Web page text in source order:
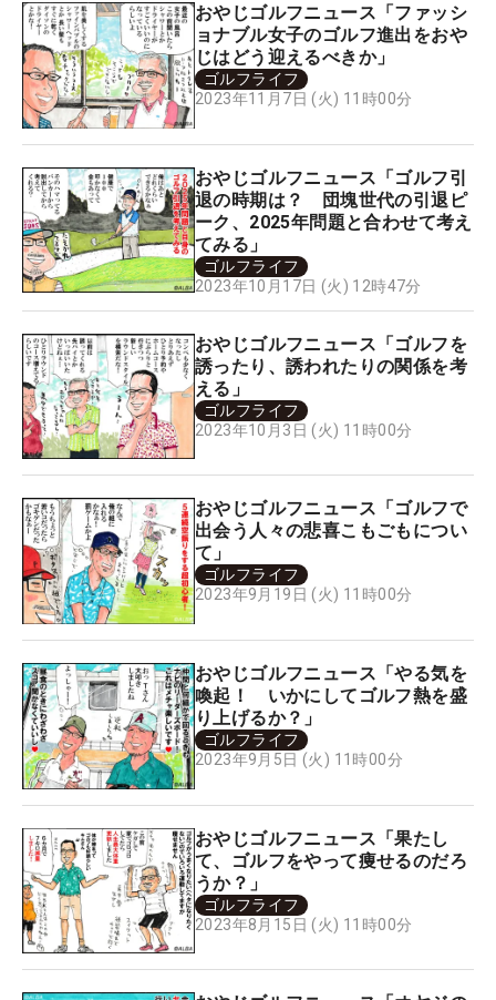
おやじゴルフニュース「ファッシ
ョナブル女子のゴルフ進出をおや
じはどう迎えるべきか」
ゴルフライフ
2023年11月7日 (火) 11時00分
おやじゴルフニュース「ゴルフ引
退の時期は？ 団塊世代の引退ピ
ーク、2025年問題と合わせて考え
てみる」
ゴルフライフ
2023年10月17日 (火) 12時47分
おやじゴルフニュース「ゴルフを
誘ったり、誘われたりの関係を考
える」
ゴルフライフ
2023年10月3日 (火) 11時00分
おやじゴルフニュース「ゴルフで
出会う人々の悲喜こもごもについ
て」
ゴルフライフ
2023年9月19日 (火) 11時00分
おやじゴルフニュース「やる気を
喚起！ いかにしてゴルフ熱を盛
り上げるか？」
ゴルフライフ
2023年9月5日 (火) 11時00分
おやじゴルフニュース「果たし
て、ゴルフをやって痩せるのだろ
うか？」
ゴルフライフ
2023年8月15日 (火) 11時00分